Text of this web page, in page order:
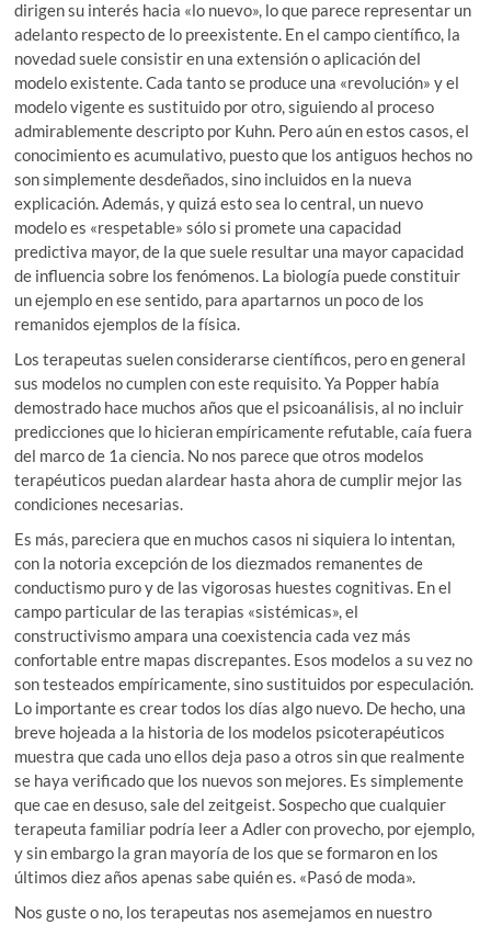
dirigen su interés hacia «lo nuevo», lo que parece representar un
adelanto respecto de lo preexistente. En el campo científico, la
novedad suele consistir en una extensión o aplicación del
modelo existente. Cada tanto se produce una «revolución» y el
modelo vigente es sustituido por otro, siguiendo al proceso
admirablemente descripto por Kuhn. Pero aún en estos casos, el
conocimiento es acumulativo, puesto que los antiguos hechos no
son simplemente desdeñados, sino incluidos en la nueva
explicación. Además, y quizá esto sea lo central, un nuevo
modelo es «respetable» sólo si promete una capacidad
predictiva mayor, de la que suele resultar una mayor capacidad
de influencia sobre los fenómenos. La biología puede constituir
un ejemplo en ese sentido, para apartarnos un poco de los
remanidos ejemplos de la física.
Los terapeutas suelen considerarse científicos, pero en general
sus modelos no cumplen con este requisito. Ya Popper había
demostrado hace muchos años que el psicoanálisis, al no incluir
predicciones que lo hicieran empíricamente refutable, caía fuera
del marco de 1a ciencia. No nos parece que otros modelos
terapéuticos puedan alardear hasta ahora de cumplir mejor las
condiciones necesarias.
Es más, pareciera que en muchos casos ni siquiera lo intentan,
con la notoria excepción de los diezmados remanentes de
conductismo puro y de las vigorosas huestes cognitivas. En el
campo particular de las terapias «sistémicas», el
constructivismo ampara una coexistencia cada vez más
confortable entre mapas discrepantes. Esos modelos a su vez no
son testeados empíricamente, sino sustituidos por especulación.
Lo importante es crear todos los días algo nuevo. De hecho, una
breve hojeada a la historia de los modelos psicoterapéuticos
muestra que cada uno ellos deja paso a otros sin que realmente
se haya verificado que los nuevos son mejores. Es simplemente
que cae en desuso, sale del zeitgeist. Sospecho que cualquier
terapeuta familiar podría leer a Adler con provecho, por ejemplo,
y sin embargo la gran mayoría de los que se formaron en los
últimos diez años apenas sabe quién es. «Pasó de moda».
Nos guste o no, los terapeutas nos asemejamos en nuestro